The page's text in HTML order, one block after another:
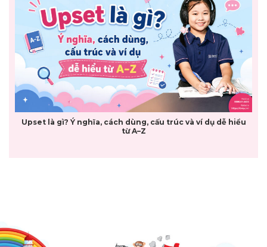
Upset là gì? Ý nghĩa, cách dùng, cấu trúc và ví dụ dễ hiểu
từ A–Z